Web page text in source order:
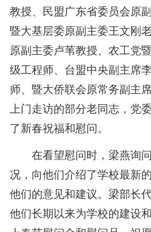
教授、民盟广东省委员会原
暨大基层委原副主委王文刚
原副主委卢苇教授、农工党
级工程师、台盟中央副主席
师、暨大侨联会原常务副主
上门走访的部分老同志，党
了新春祝福和慰问。
在看望慰问时，梁燕询
况，向他们介绍了学校最新
他们的意见和建议。梁部长
他们长期以来为学校的建设